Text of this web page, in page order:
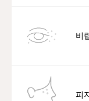
비
피